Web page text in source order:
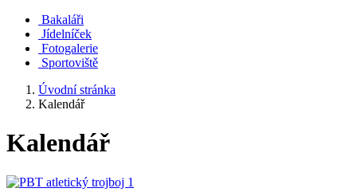
Bakaláři
Jídelníček
Fotogalerie
Sportoviště
Úvodní stránka
Kalendář
Kalendář